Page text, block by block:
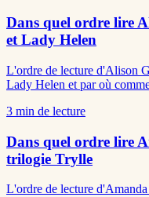
Dans quel ordre lire
et Lady Helen
L'ordre de lecture d'Alison
Lady Helen et par où
3 min de lecture
Dans quel ordre lire
trilogie Trylle
L'ordre de lecture